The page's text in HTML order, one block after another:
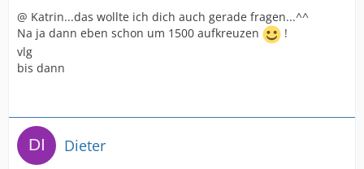
@ Katrin...das wollte ich dich auch gerade fragen...^^
Na ja dann eben schon um 1500 aufkreuzen
!
vlg
bis dann
Dieter